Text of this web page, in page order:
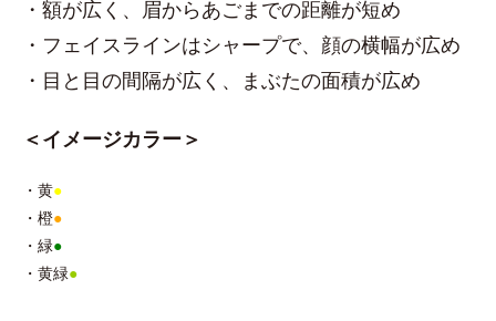
・額が広く、眉からあごまでの距離が短め
・フェイスラインはシャープで、顔の横幅が広め
・目と目の間隔が広く、まぶたの面積が広め
＜イメージカラー＞
・黄●
・橙●
・緑●
・黄緑●